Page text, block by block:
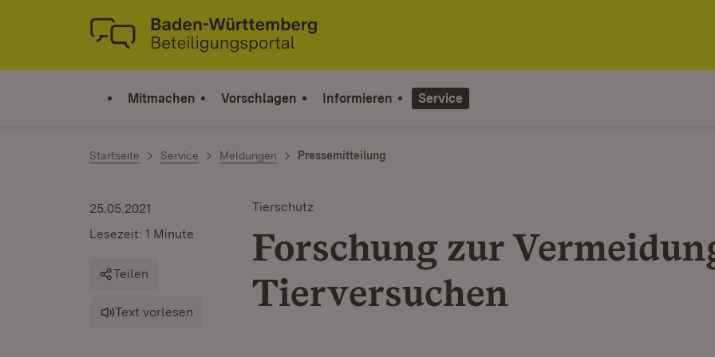
Zum Inhalt springen
Link zur Startseite
Mitmachen Vorschlagen Informieren Service
Startseite Service Meldungen Pressemitteilung
Tierschutz
Forschung zur
Tierversuchen
25.05.2021
Lesezeit: 1 Minute
Teilen
Text vorlesen